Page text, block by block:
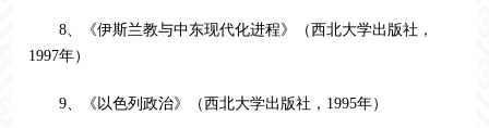
8、《伊斯兰教与中东现代化进程》（西北大学出版社，
1997年）
9、《以色列政治》（西北大学出版社，1995年）